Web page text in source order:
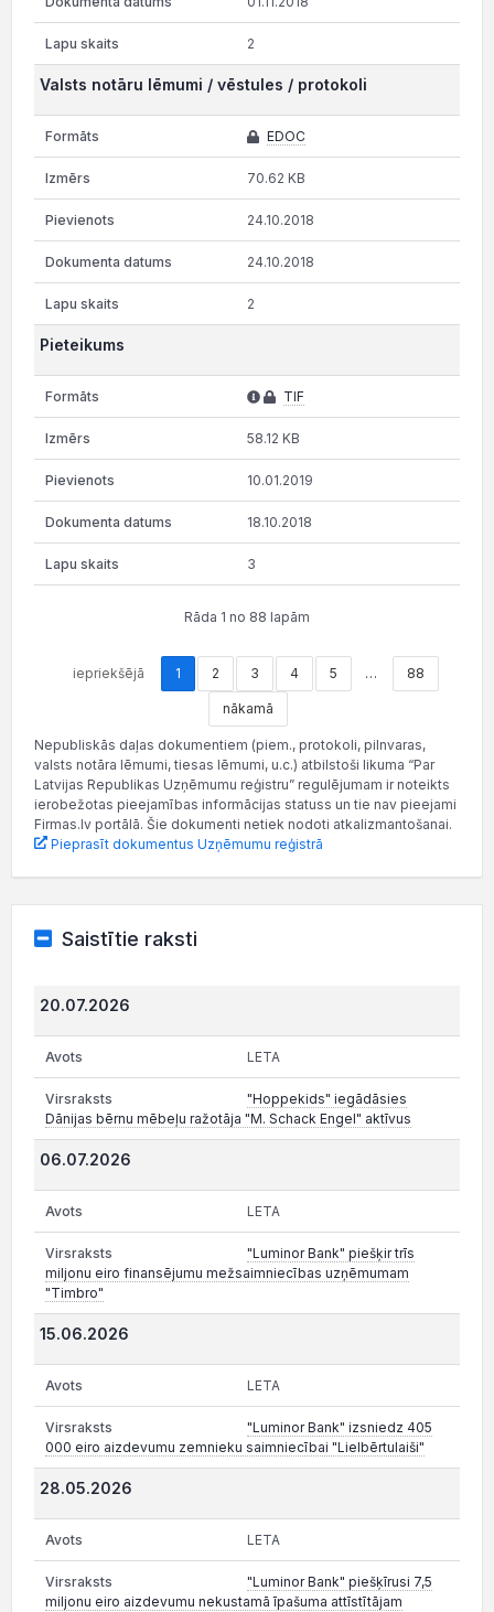
2
Valsts notāru lēmumi / vēstules / protokoli
EDOC
70.62 KB
24.10.2018
24.10.2018
2
Pieteikums
TIF
58.12 KB
10.01.2019
18.10.2018
3
Rāda 1 no 88 lapām
iepriekšējā 1 2 3 4 5 … 88
nākamā
Nepubliskās daļas dokumentiem (piem., protokoli, pilnvaras,
valsts notāra lēmumi, tiesas lēmumi, u.c.) atbilstoši likuma “Par
Latvijas Republikas Uzņēmumu reģistru” regulējumam ir noteikts
ierobežotas pieejamības informācijas statuss un tie nav pieejami
Firmas.lv portālā. Šie dokumenti netiek nodoti atkalizmantošanai.
Pieprasīt dokumentus Uzņēmumu reģistrā
Saistītie raksti
20.07.2026
LETA
"Hoppekids" iegādāsies
Dānijas bērnu mēbeļu ražotāja "M. Schack Engel" aktīvus
06.07.2026
LETA
"Luminor Bank" piešķir trīs
miljonu eiro finansējumu mežsaimniecības uzņēmumam
"Timbro"
15.06.2026
LETA
"Luminor Bank" izsniedz 405
000 eiro aizdevumu zemnieku saimniecībai "Lielbērtulaiši"
28.05.2026
LETA
"Luminor Bank" piešķīrusi 7,5
miljonu eiro aizdevumu nekustamā īpašuma attīstītājam